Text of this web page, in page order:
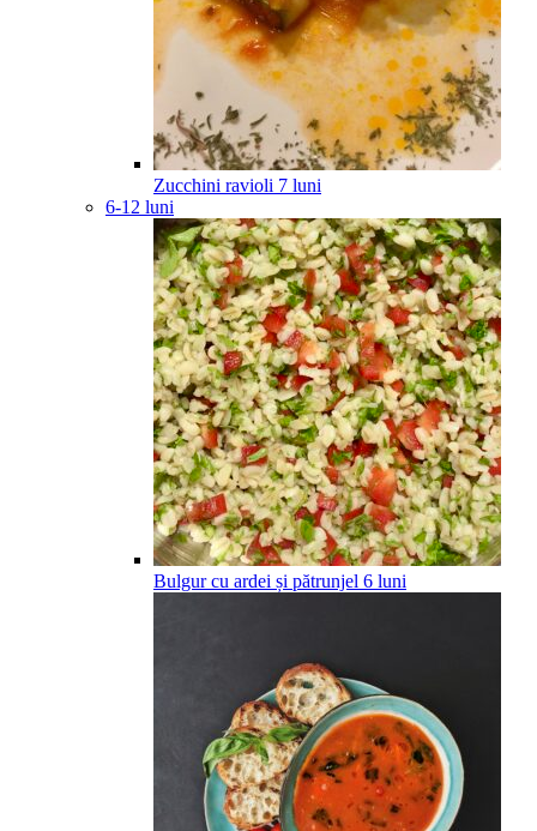
Zucchini ravioli 7 luni
6-12 luni
Bulgur cu ardei și pătrunjel 6 luni